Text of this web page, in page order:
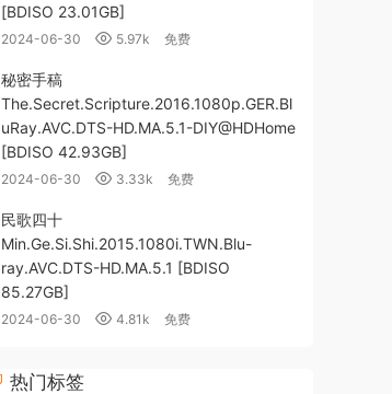
[BDISO 23.01GB]
2024-06-30 5.97k 免费
秘密手稿
The.Secret.Scripture.2016.1080p.GER.Bl
uRay.AVC.DTS-HD.MA.5.1-DIY@HDHome
[BDISO 42.93GB]
2024-06-30 3.33k 免费
民歌四十
Min.Ge.Si.Shi.2015.1080i.TWN.Blu-
ray.AVC.DTS-HD.MA.5.1 [BDISO
85.27GB]
2024-06-30 4.81k 免费
热门标签